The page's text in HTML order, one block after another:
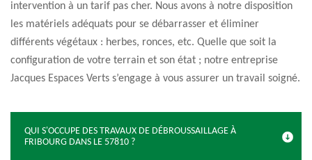
intervention à un tarif pas cher. Nous avons à notre disposition
les matériels adéquats pour se débarrasser et éliminer
différents végétaux : herbes, ronces, etc. Quelle que soit la
configuration de votre terrain et son état ; notre entreprise
Jacques Espaces Verts s’engage à vous assurer un travail soigné.
QUI S'OCCUPE DES TRAVAUX DE DÉBROUSSAILLAGE À
FRIBOURG DANS LE 57810 ?